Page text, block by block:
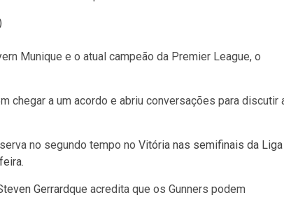
Munique e o atual campeão da Premier League, o
chegar a um acordo e abriu conversações para discutir
no segundo tempo no Vitória nas semifinais da Liga
.
Gerrardque acredita que os Gunners podem